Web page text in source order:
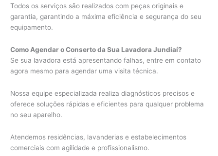
Todos os serviços são realizados com peças originais e
garantia, garantindo a máxima eficiência e segurança do seu
equipamento.
Como Agendar o Conserto da Sua Lavadora Jundiaí?
Se sua lavadora está apresentando falhas, entre em contato
agora mesmo para agendar uma visita técnica.
Nossa equipe especializada realiza diagnósticos precisos e
oferece soluções rápidas e eficientes para qualquer problema
no seu aparelho.
Atendemos residências, lavanderias e estabelecimentos
comerciais com agilidade e profissionalismo.